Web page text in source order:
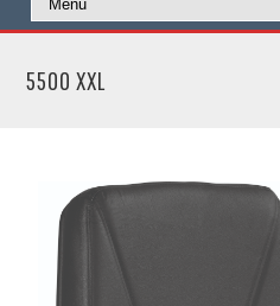
5500 XXL